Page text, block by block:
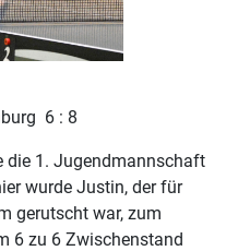
6 : 8
die 1. Jugendmannschaft
wurde Justin, der für
gerutscht war, zum
6 zu 6 Zwischenstand